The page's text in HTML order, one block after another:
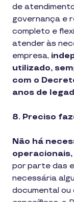
de
governança e
completo e
atender às
empresa,
utilizado,
com o
anos de
8. Preciso
Não há
por parte das
necessária
documental ou